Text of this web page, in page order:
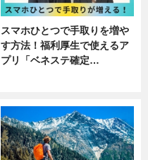
スマホひとつで手取りを増や
す方法！福利厚生で使えるア
プリ「ベネステ確定…